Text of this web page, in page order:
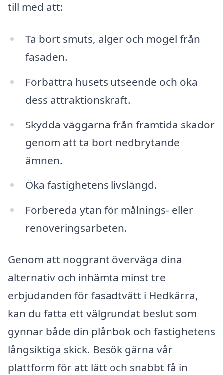
till med att:
Ta bort smuts, alger och mögel från
fasaden.
Förbättra husets utseende och öka
dess attraktionskraft.
Skydda väggarna från framtida skador
genom att ta bort nedbrytande
ämnen.
Öka fastighetens livslängd.
Förbereda ytan för målnings- eller
renoveringsarbeten.
Genom att noggrant överväga dina
alternativ och inhämta minst tre
erbjudanden för fasadtvätt i Hedkärra,
kan du fatta ett välgrundat beslut som
gynnar både din plånbok och fastighetens
långsiktiga skick. Besök gärna vår
plattform för att lätt och snabbt få in